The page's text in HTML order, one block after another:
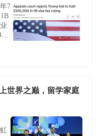
7
世界之巅，留学家庭